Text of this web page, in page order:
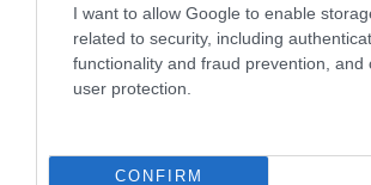
I want to allow Google to enable
related to security, including
functionality and fraud prevention, and
user protection.
CONFIRM